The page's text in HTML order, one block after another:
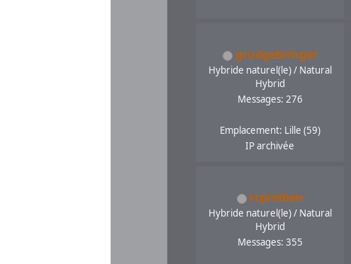
grudgebringer
Hybride naturel(le) / Natural
Hybrid
Messages: 276
Emplacement: Lille (59)
IP archivée
rcpreiben
Hybride naturel(le) / Natural
Hybrid
Messages: 355